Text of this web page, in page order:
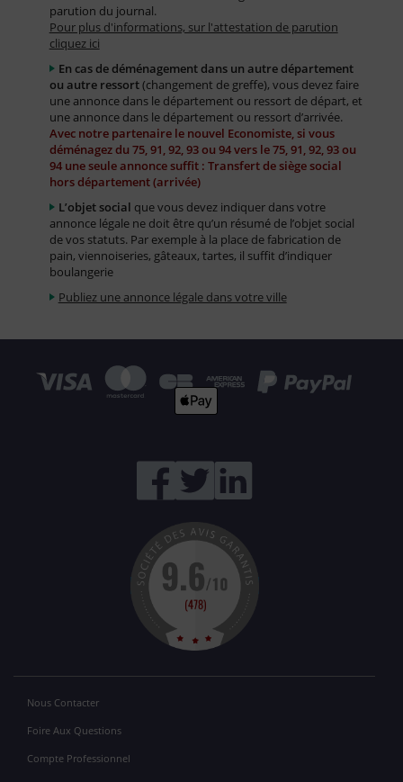
parution du journal.
Pour plus d'informations, sur l'attestation de parution
cliquez ici
En cas de déménagement dans un autre département
ou autre ressort(changement de greffe), vous devez faire
une annonce dans le département ou ressort de départ, et
une annonce dans le département ou ressort d’arrivée.
Avec notre partenaire le nouvel Economiste, si vous
déménagez du 75, 91, 92, 93 ou 94 vers le 75, 91, 92, 93 ou
94 une seule annonce suffit : Transfert de siège social
hors département (arrivée)
L’objet social que vous devez indiquer dans votre
annonce légale ne doit être qu’un résumé de l’objet social
de vos statuts. Par exemple à la place de fabrication de
pain, viennoiseries, gâteaux, tartes, il suffit d’indiquer
boulangerie
Publiez une annonce légale dans votre ville
Nous Contacter
Foire Aux Questions
Compte Professionnel